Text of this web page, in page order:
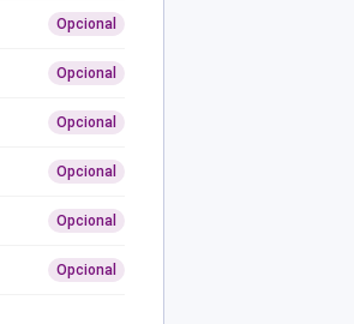
Opcional
Opcional
Opcional
Opcional
Opcional
Opcional